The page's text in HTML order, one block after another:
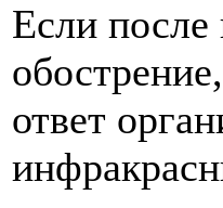
Если
ответ